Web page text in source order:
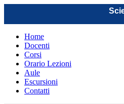
Home
Docenti
Corsi
Orario Lezioni
Aule
Escursioni
Contatti